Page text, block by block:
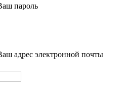
пароль
адрес электронной почты